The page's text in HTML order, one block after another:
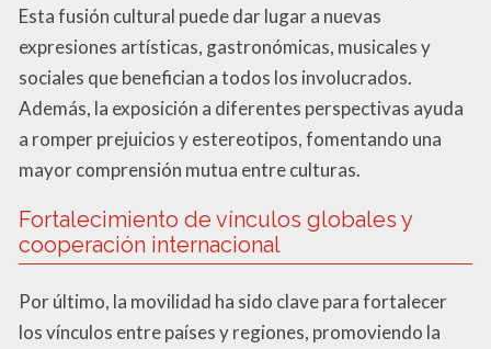
Esta fusión cultural puede dar lugar a nuevas
expresiones artísticas, gastronómicas, musicales y
sociales que benefician a todos los involucrados.
Además, la exposición a diferentes perspectivas ayuda
a romper prejuicios y estereotipos, fomentando una
mayor comprensión mutua entre culturas.
Fortalecimiento de vínculos globales y
cooperación internacional
Por último, la movilidad ha sido clave para fortalecer
los vínculos entre países y regiones, promoviendo la